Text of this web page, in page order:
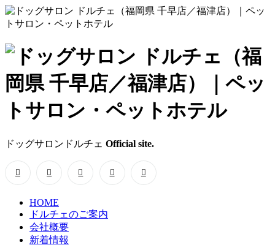
ド
ッ
グ
サ
ロ
ン
ド
ドッグサロンドルチェ Official site.
HOME
ドルチェのご案内
会社概要
新着情報